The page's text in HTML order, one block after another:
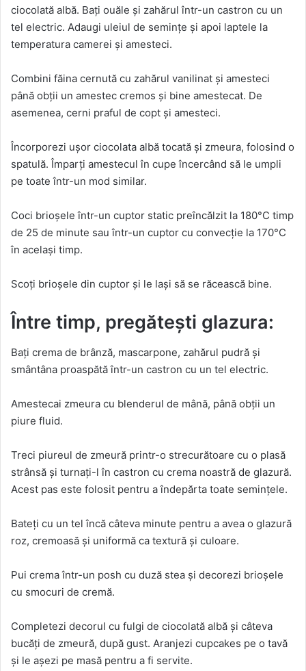
ciocolată albă. Bați ouăle și zahărul într-un castron cu un
tel electric. Adaugi uleiul de semințe și apoi laptele la
temperatura camerei și amesteci.
Combini făina cernută cu zahărul vanilinat și amesteci
până obții un amestec cremos și bine amestecat. De
asemenea, cerni praful de copt și amesteci.
Încorporezi ușor ciocolata albă tocată și zmeura, folosind o
spatulă. Împarți amestecul în cupe încercând să le umpli
pe toate într-un mod similar.
Coci brioșele într-un cuptor static preîncălzit la 180°C timp
de 25 de minute sau într-un cuptor cu convecție la 170°C
în același timp.
Scoți brioșele din cuptor și le lași să se răcească bine.
Între timp, pregătești glazura:
Bați crema de brânză, mascarpone, zahărul pudră și
smântâna proaspătă într-un castron cu un tel electric.
Amestecai zmeura cu blenderul de mână, până obții un
piure fluid.
Treci piureul de zmeură printr-o strecurătoare cu o plasă
strânsă și turnați-l în castron cu crema noastră de glazură.
Acest pas este folosit pentru a îndepărta toate semințele.
Bateți cu un tel încă câteva minute pentru a avea o glazură
roz, cremoasă și uniformă ca textură și culoare.
Pui crema într-un posh cu duză stea și decorezi brioșele
cu smocuri de cremă.
Completezi decorul cu fulgi de ciocolată albă și câteva
bucăți de zmeură, după gust. Aranjezi cupcakes pe o tavă
și le așezi pe masă pentru a fi servite.